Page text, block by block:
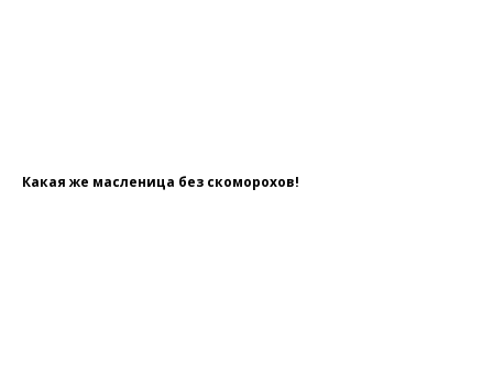
Какая же масленица без скоморохов!